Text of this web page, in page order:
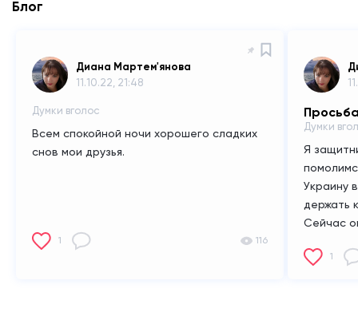
Блог
Диана Мартем'янова
11.10.22, 21:48
Думки вголос
Всем спокойной ночи хорошего сладких
снов мои друзья.
1 116
Думки
Я
Украину
держать
Сейчас
знаю что
1